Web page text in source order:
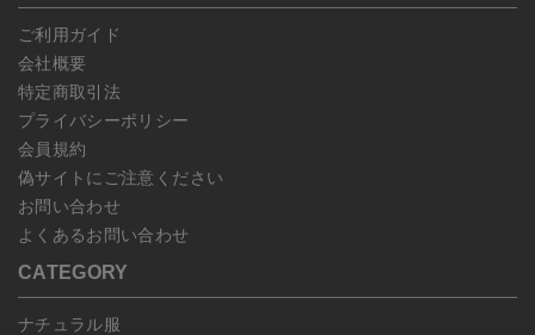
じめご了承ください。
ご利用ガイド
会社概要
特定商取引法
プライバシーポリシー
会員規約
偽サイトにご注意ください
お問い合わせ
よくあるお問い合わせ
CATEGORY
ナチュラル服